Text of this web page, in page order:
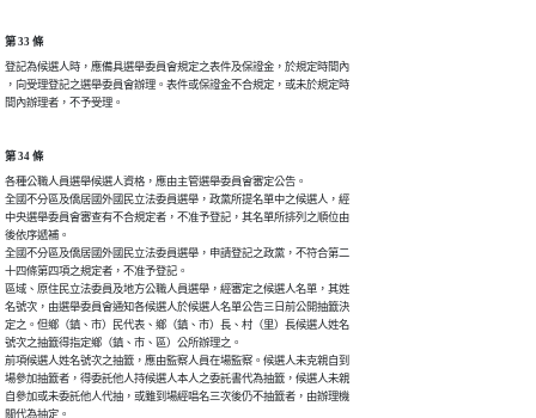
第 33 條
登記為候選人時，應備具選舉委員會規定之表件及保證金，於規定時間內
，向受理登記之選舉委員會辦理。表件或保證金不合規定，或未於規定時
間內辦理者，不予受理。
第 34 條
各種公職人員選舉候選人資格，應由主管選舉委員會審定公告。
全國不分區及僑居國外國民立法委員選舉，政黨所提名單中之候選人，經
中央選舉委員會審查有不合規定者，不准予登記，其名單所排列之順位由
後依序遞補。
全國不分區及僑居國外國民立法委員選舉，申請登記之政黨，不符合第二
十四條第四項之規定者，不准予登記。
區域、原住民立法委員及地方公職人員選舉，經審定之候選人名單，其姓
名號次，由選舉委員會通知各候選人於候選人名單公告三日前公開抽籤決
定之。但鄉（鎮、市）民代表、鄉（鎮、市）長、村（里）長候選人姓名
號次之抽籤得指定鄉（鎮、市、區）公所辦理之。
前項候選人姓名號次之抽籤，應由監察人員在場監察。候選人未克親自到
場參加抽籤者，得委託他人持候選人本人之委託書代為抽籤，候選人未親
自參加或未委託他人代抽，或雖到場經唱名三次後仍不抽籤者，由辦理機
關代為抽定。